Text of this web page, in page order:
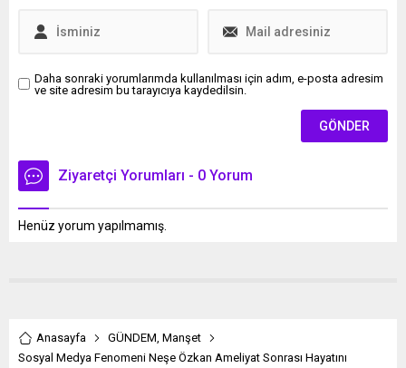
Daha sonraki yorumlarımda kullanılması için adım, e-posta adresim
ve site adresim bu tarayıcıya kaydedilsin.
Ziyaretçi Yorumları - 0 Yorum
Henüz yorum yapılmamış.
Anasayfa GÜNDEM Manşet
Sosyal Medya Fenomeni Neşe Özkan Ameliyat Sonrası Hayatını